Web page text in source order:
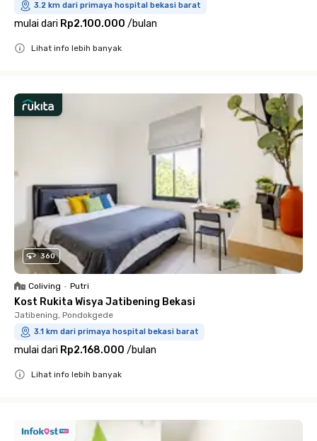
3.2 km dari primaya hospital bekasi barat
mulai dari Rp2.100.000 /bulan
Lihat info lebih banyak
360
Coliving • Putri
Kost Rukita Wisya Jatibening Bekasi
Jatibening, Pondokgede
3.1 km dari primaya hospital bekasi barat
mulai dari Rp2.168.000 /bulan
Lihat info lebih banyak